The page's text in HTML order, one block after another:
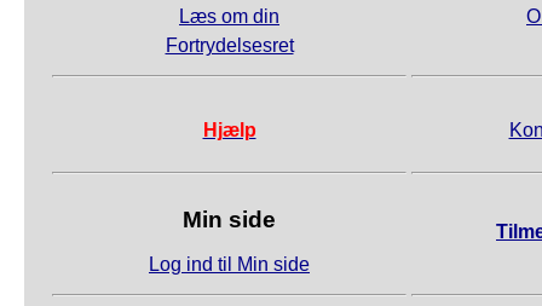
Læs om din
Fortrydelsesret
Hjælp
Min side
Log ind til Min side